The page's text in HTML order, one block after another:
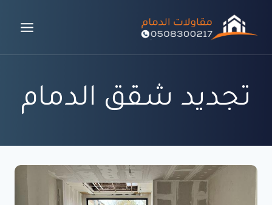
تجديد شقق الدمام